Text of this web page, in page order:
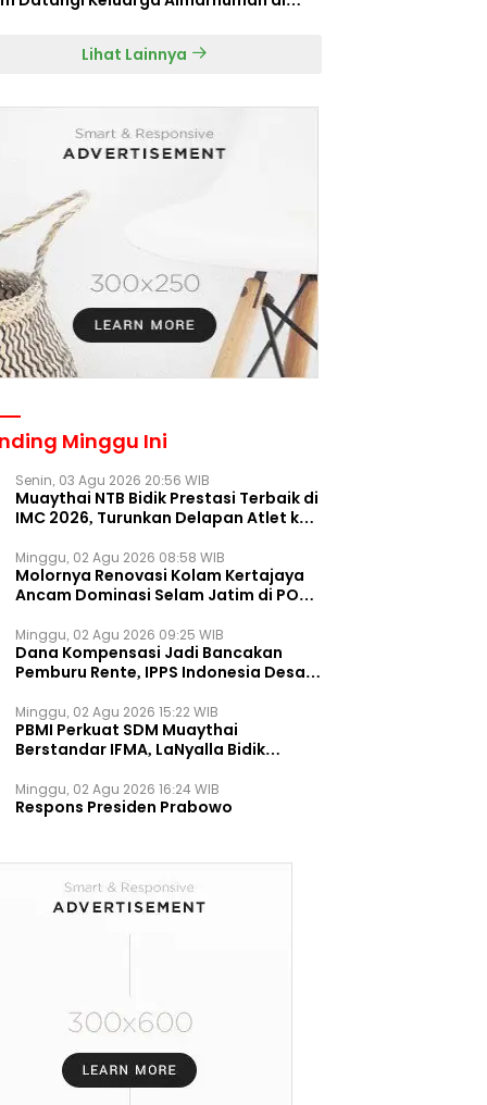
Lihat Lainnya
Minggu Ini
Senin, 03 Agu 2026 20:56 WIB
Muaythai NTB Bidik Prestasi Terbaik di
IMC 2026, Turunkan Delapan Atlet ke
Minggu, 02 Agu 2026 08:58 WIB
Molornya Renovasi Kolam Kertajaya
Ancam Dominasi Selam Jatim di PON
Minggu, 02 Agu 2026 09:25 WIB
Dana Kompensasi Jadi Bancakan
Pemburu Rente, IPPS Indonesia Desak
Permanen
Minggu, 02 Agu 2026 15:22 WIB
PBMI Perkuat SDM Muaythai
Berstandar IFMA, LaNyalla Bidik
Minggu, 02 Agu 2026 16:24 WIB
Respons Presiden Prabowo